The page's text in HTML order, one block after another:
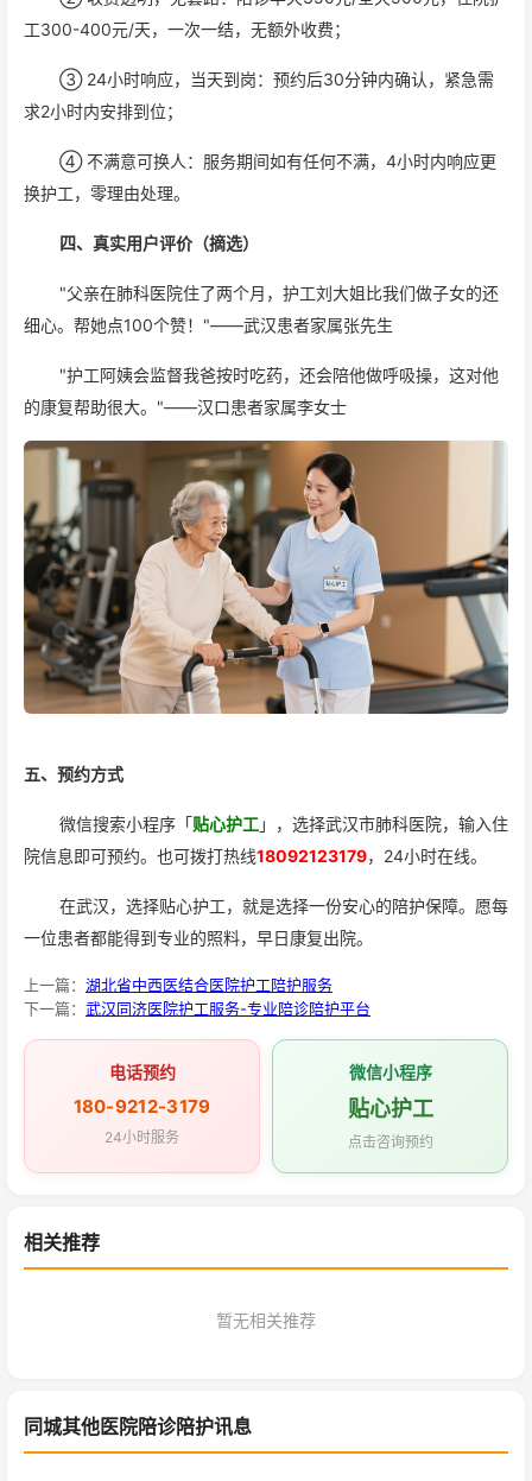
工300-400元/天，一次一结，无额外收费；
③ 24小时响应，当天到岗：预约后30分钟内确认，紧急需
求2小时内安排到位；
④ 不满意可换人：服务期间如有任何不满，4小时内响应更
换护工，零理由处理。
四、真实用户评价（摘选）
"父亲在肺科医院住了两个月，护工刘大姐比我们做子女的还
细心。帮她点100个赞！"——武汉患者家属张先生
"护工阿姨会监督我爸按时吃药，还会陪他做呼吸操，这对他
的康复帮助很大。"——汉口患者家属李女士
五、预约方式
微信搜索小程序「贴心护工」，选择武汉市肺科医院，输入住
院信息即可预约。也可拨打热线18092123179，24小时在线。
在武汉，选择贴心护工，就是选择一份安心的陪护保障。愿每
一位患者都能得到专业的照料，早日康复出院。
上一篇： 湖北省中西医结合医院护工陪护服务
下一篇： 武汉同济医院护工服务-专业陪诊陪护平台
电话预约
180-9212-3179
24小时服务
微信小程序
贴心护工
点击咨询预约
相关推荐
暂无相关推荐
同城其他医院陪诊陪护讯息